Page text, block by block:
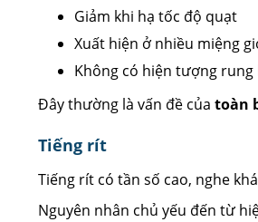
Giảm khi hạ tốc độ quạt
Xuất hiện ở nhiều miệng
Không có hiện tượng rung
Đây thường là vấn đề của toàn
Tiếng rít
Tiếng rít có tần số cao, nghe
Nguyên nhân chủ yếu đến từ